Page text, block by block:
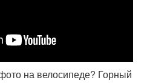
на велосипеде? Горный